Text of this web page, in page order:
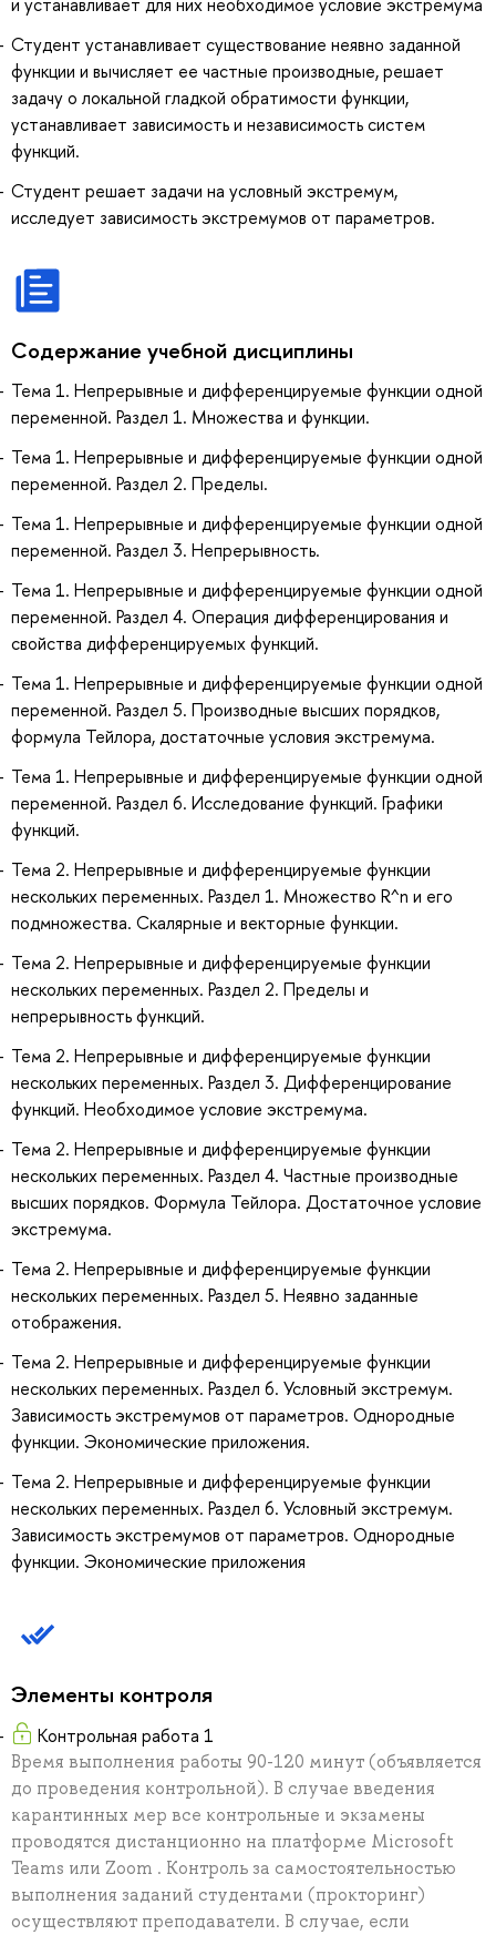
Студент устанавливает существование неявно заданной
функции и вычисляет ее частные производные, решает
задачу о локальной гладкой обратимости функции,
устанавливает зависимость и независимость систем
функций.
Студент решает задачи на условный экстремум,
исследует зависимость экстремумов от параметров.
Содержание учебной дисциплины
Тема 1. Непрерывные и дифференцируемые функции одной
переменной. Раздел 1. Множества и функции.
Тема 1. Непрерывные и дифференцируемые функции одной
переменной. Раздел 2. Пределы.
Тема 1. Непрерывные и дифференцируемые функции одной
переменной. Раздел 3. Непрерывность.
Тема 1. Непрерывные и дифференцируемые функции одной
переменной. Раздел 4. Операция дифференцирования и
свойства дифференцируемых функций.
Тема 1. Непрерывные и дифференцируемые функции одной
переменной. Раздел 5. Производные высших порядков,
формула Тейлора, достаточные условия экстремума.
Тема 1. Непрерывные и дифференцируемые функции одной
переменной. Раздел 6. Исследование функций. Графики
функций.
Тема 2. Непрерывные и дифференцируемые функции
нескольких переменных. Раздел 1. Множество R^n и его
подмножества. Скалярные и векторные функции.
Тема 2. Непрерывные и дифференцируемые функции
нескольких переменных. Раздел 2. Пределы и
непрерывность функций.
Тема 2. Непрерывные и дифференцируемые функции
нескольких переменных. Раздел 3. Дифференцирование
функций. Необходимое условие экстремума.
Тема 2. Непрерывные и дифференцируемые функции
нескольких переменных. Раздел 4. Частные производные
высших порядков. Формула Тейлора. Достаточное условие
экстремума.
Тема 2. Непрерывные и дифференцируемые функции
нескольких переменных. Раздел 5. Неявно заданные
отображения.
Тема 2. Непрерывные и дифференцируемые функции
нескольких переменных. Раздел 6. Условный экстремум.
Зависимость экстремумов от параметров. Однородные
функции. Экономические приложения.
Тема 2. Непрерывные и дифференцируемые функции
нескольких переменных. Раздел 6. Условный экстремум.
Зависимость экстремумов от параметров. Однородные
функции. Экономические приложения
Элементы контроля
Контрольная работа 1
Время выполнения работы 90-120 минут (объявляется
до проведения контрольной). В случае введения
карантинных мер все контрольные и экзамены
проводятся дистанционно на платформе Microsoft
Teams или Zoom . Контроль за самостоятельностью
выполнения заданий студентами (прокторинг)
осуществляют преподаватели. В случае, если